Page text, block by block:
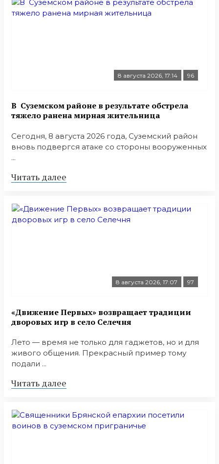
8 августа 2026, 17:14 96
В Суземском районе в результате обстрела
тяжело ранена мирная жительница
Сегодня, 8 августа 2026 года, Суземский район
вновь подвергся атаке со стороны вооруженных
...
Читать далее
8 августа 2026, 17:07 97
«Движение Первых» возвращает традиции
дворовых игр в село Селечня
Лето — время не только для гаджетов, но и для
живого общения. Прекрасный пример тому
подали ...
Читать далее